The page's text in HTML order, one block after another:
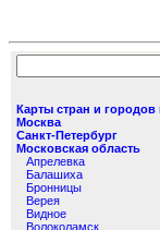
Карты стран и городов
Москва
Санкт-Петербург
Московская область
Апрелевка
Балашиха
Бронницы
Верея
Видное
Волоколамск